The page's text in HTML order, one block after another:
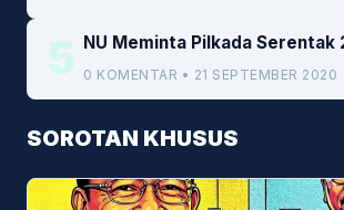
5 NU Meminta Pilkada
0 KOMENTAR • 21 SEPTEMBER 2020
SOROTAN KHUSUS